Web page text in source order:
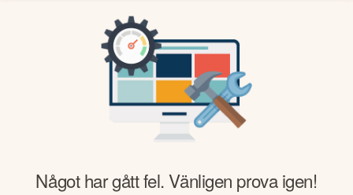
Något har gått fel. Vänligen prova igen!